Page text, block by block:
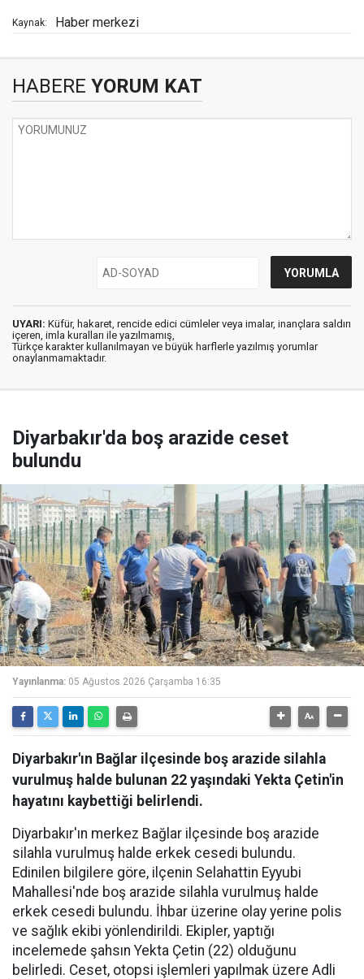
Kaynak: Haber merkezi
HABERE YORUM KAT
UYARI: Küfür, hakaret, rencide edici cümleler veya imalar, inançlara saldırı
içeren, imla kuralları ile yazılmamış,
Türkçe karakter kullanılmayan ve büyük harflerle yazılmış yorumlar
onaylanmamaktadır.
Diyarbakır'da boş arazide ceset
bulundu
Yayınlanma: 05 Ağustos 2026 Çarşamba 16:35
Diyarbakır'ın Bağlar ilçesinde boş arazide silahla
vurulmuş halde bulunan 22 yaşındaki Yekta Çetin'in
hayatını kaybettiği belirlendi.
Diyarbakır'ın merkez Bağlar ilçesinde boş arazide
silahla vurulmuş halde erkek cesedi bulundu.
Edinilen bilgilere göre, ilçenin Selahattin Eyyubi
Mahallesi'nde boş arazide silahla vurulmuş halde
erkek cesedi bulundu. İhbar üzerine olay yerine polis
ve sağlık ekibi yönlendirildi. Ekipler, yaptığı
incelemede şahsın Yekta Çetin (22) olduğunu
belirledi. Ceset, otopsi işlemleri yapılmak üzere Adli